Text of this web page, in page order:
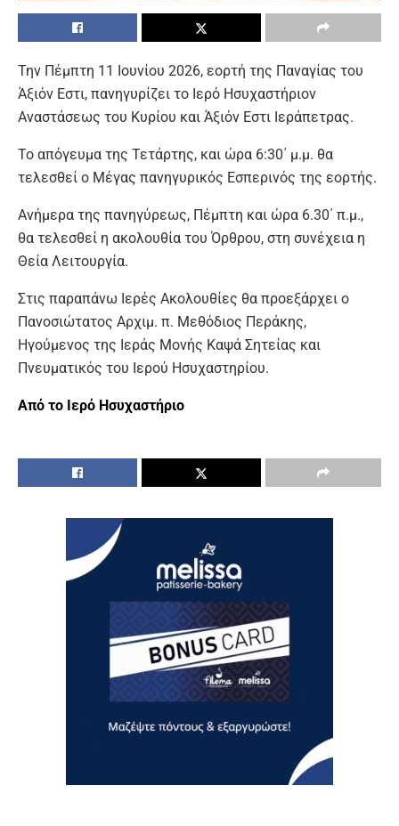
Την Πέμπτη 11 Ιουνίου 2026, εορτή της Παναγίας του
Άξιόν Εστι, πανηγυρίζει το Ιερό Ησυχαστήριον
Αναστάσεως του Κυρίου και Άξιόν Εστι Ιεράπετρας.
Το απόγευμα της Τετάρτης, και ώρα 6:30΄ μ.μ. θα
τελεσθεί ο Μέγας πανηγυρικός Εσπερινός της εορτής.
Ανήμερα της πανηγύρεως, Πέμπτη και ώρα 6.30΄ π.μ.,
θα τελεσθεί η ακολουθία του Όρθρου, στη συνέχεια η
Θεία Λειτουργία.
Στις παραπάνω Ιερές Ακολουθίες θα προεξάρχει ο
Πανοσιώτατος Αρχιμ. π. Μεθόδιος Περάκης,
Ηγούμενος της Ιεράς Μονής Καψά Σητείας και
Πνευματικός του Ιερού Ησυχαστηρίου.
Από το Ιερό Ησυχαστήριο